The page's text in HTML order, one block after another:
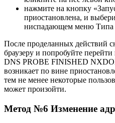
нажмите на кнопку
приостановлена, и
ниспадающем меню Типа
После проделанных действий
браузеру и попробуйте
DNS PROBE FINISHED
возникает по вине
тем не менее некоторые
может произойти.
Метод №6 Изменение